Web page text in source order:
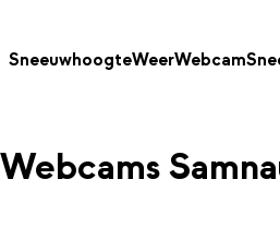
SneeuwhoogteWeerWebcam
Webcams